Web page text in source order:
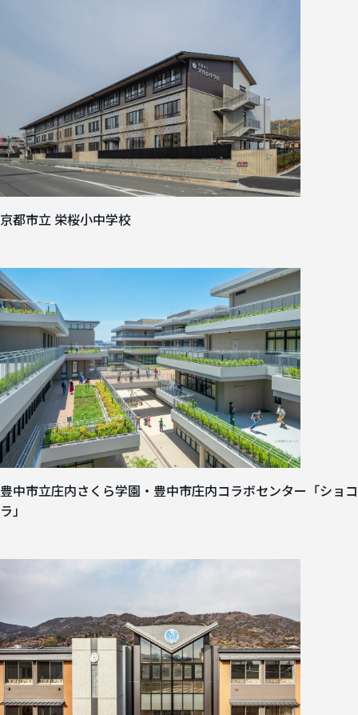
京都市立 栄桜小中学校
豊中市立庄内さくら学園・豊中市庄内コラボセンター「ショコ
ラ」